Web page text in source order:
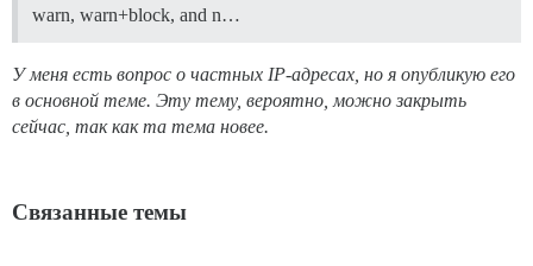
warn, warn+block, and n…
У меня есть вопрос о частных IP-адресах, но я опубликую его
в основной теме. Эту тему, вероятно, можно закрыть
сейчас, так как та тема новее.
Связанные темы